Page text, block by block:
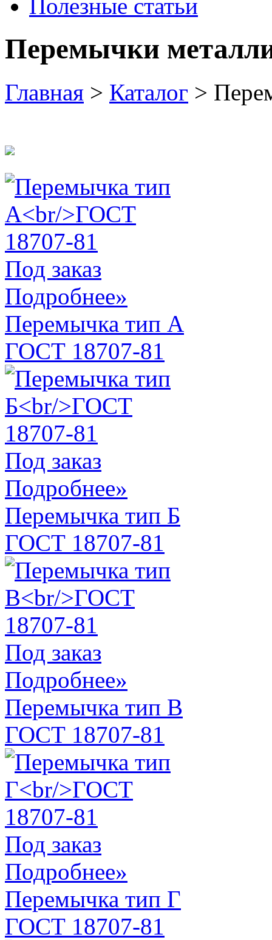
Полезные статьи
Перемычки
Главная > Каталог >
Под заказ
Подробнее»
Перемычка тип А
ГОСТ 18707-81
Под заказ
Подробнее»
Перемычка тип Б
ГОСТ 18707-81
Под заказ
Подробнее»
Перемычка тип В
ГОСТ 18707-81
Под заказ
Подробнее»
Перемычка тип Г
ГОСТ 18707-81